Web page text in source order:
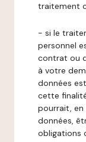
traitement
- si le
personnel
contrat ou
à votre
données
cette
pourrait, en
données,
obligations